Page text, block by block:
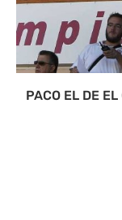
PACO EL DE